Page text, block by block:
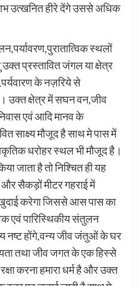
उत्खनित हीरे देंगे उससे अधिक
स्थलों
प्रस्तावित जंगल या क्षेत्र
के नज़रिये से
उक्त क्षेत्र में सघन वन,जीव
एवं आदि मानव के
साक्ष्य मौजूद है साथ मे पास में
धरोहर स्थल भी मौजूद है।
जाता है तो निश्चित ही यह
और सैकड़ों मीटर गहराई में
करेगा जिससे आस पास का
एवं पारिस्थिकीय संतुलन
नष्ट होंगे,वन्य जीव जंतुओं के घर
तथा जीव जगत के एक हिस्से
करना हमारा धर्म है और उक्त